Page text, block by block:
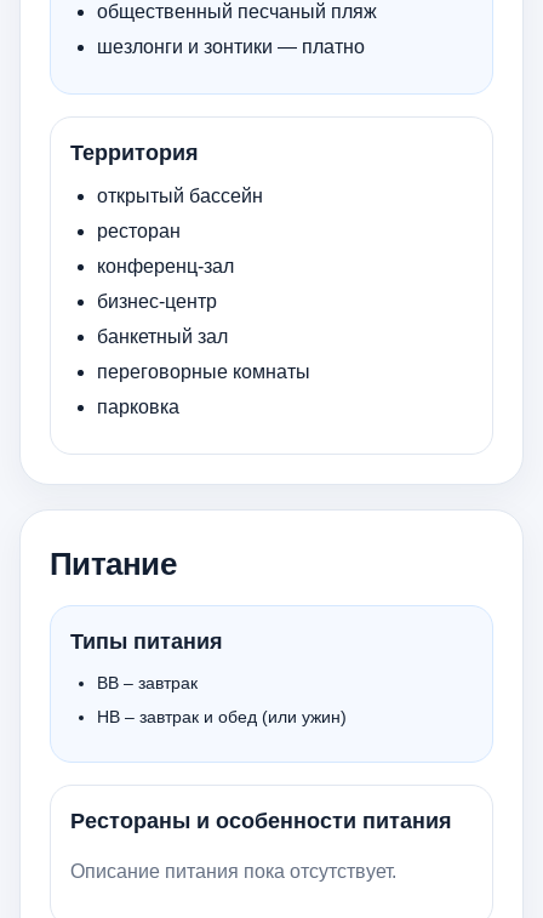
общественный песчаный пляж
шезлонги и зонтики — платно
Территория
открытый бассейн
ресторан
конференц-зал
бизнес-центр
банкетный зал
переговорные комнаты
парковка
Питание
Типы питания
BB – завтрак
HB – завтрак и обед (или ужин)
Рестораны и особенности питания
Описание питания пока отсутствует.